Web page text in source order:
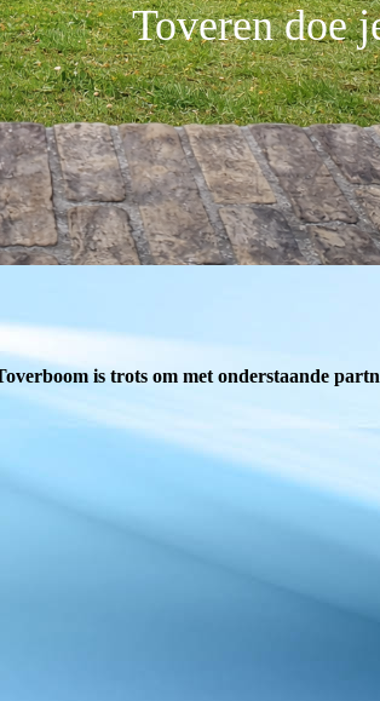
Toveren doe
is trots om met onderstaande